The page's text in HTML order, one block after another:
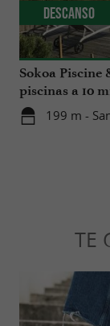
Sokoa Piscine
piscinas a 10
Luz
199 m -
Descanso
TE